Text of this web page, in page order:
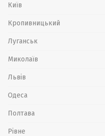
Київ
Кропивницький
Луганськ
Миколаїв
Львів
Одеса
Полтава
Рівне